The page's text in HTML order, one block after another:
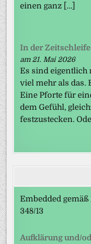
einen ganz […]
In der Zeitschleife
am 21. Mai 2026
Es sind eigentlich
viel mehr als das.
Eine Pforte für
dem Gefühl,
festzustecken.
Embedded gemäß
348/13
Aufklärung und/